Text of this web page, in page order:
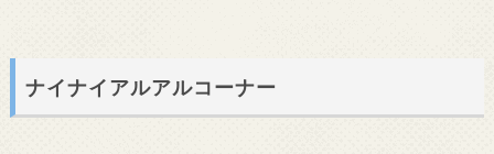
ナイナイアルアルコーナー